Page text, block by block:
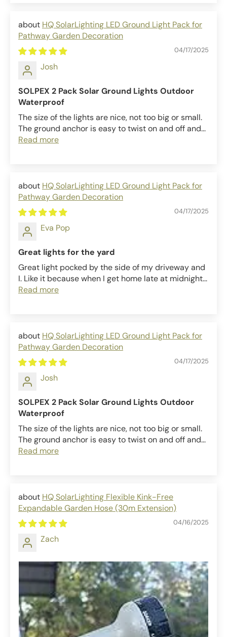
HQ SolarLighting LED Ground Light Pack for
Pathway Garden Decoration
04/17/2025
Josh
SOLPEX 2 Pack Solar Ground Lights Outdoor
Waterproof
The size of the lights are nice, not too big or small.
The ground anchor is easy to twist on and off and...
Read more
HQ SolarLighting LED Ground Light Pack for
Pathway Garden Decoration
04/17/2025
Eva Pop
Great lights for the yard
Great light pocked by the side of my driveway and
I. Like it because when I get home late at midnight...
Read more
HQ SolarLighting LED Ground Light Pack for
Pathway Garden Decoration
04/17/2025
Josh
SOLPEX 2 Pack Solar Ground Lights Outdoor
Waterproof
The size of the lights are nice, not too big or small.
The ground anchor is easy to twist on and off and...
Read more
HQ SolarLighting Flexible Kink-Free
Expandable Garden Hose (30m Extension)
04/16/2025
Zach